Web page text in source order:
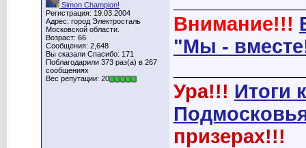
Simon Champion!
Регистрация: 19.03.2004
Адрес: город Электросталь
Московской области.
Возраст: 66
Сообщения: 2,648
Вы сказали Спасибо: 171
Поблагодарили 373 раз(а) в 267
сообщениях
Вес репутации: 20
Внимание!!!
"Мы -
Ура!!! Итоги
призерах!!!